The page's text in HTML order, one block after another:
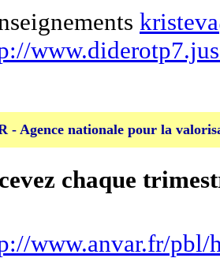
- Agence nationale pour la
chaque
www.anvar.fr/pbl/